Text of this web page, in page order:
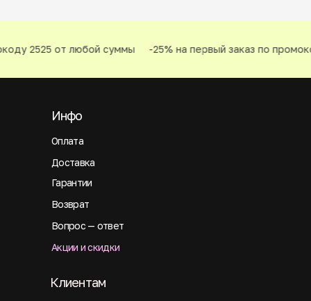
2525 от любой суммы -25% на первый заказ по
Оплата
Инфо
Доставка
Гарантии
Возврат
Вопрос — ответ
Акции и скидки
Клиентам